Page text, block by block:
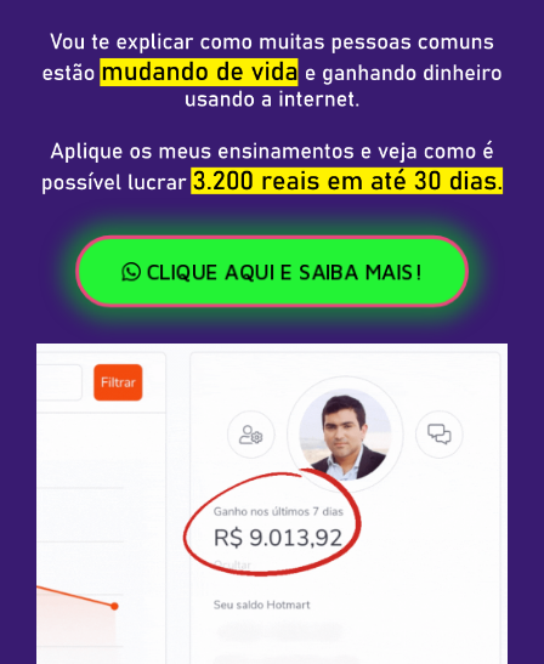
CLIQUE AQUI E SAIBA MAIS!